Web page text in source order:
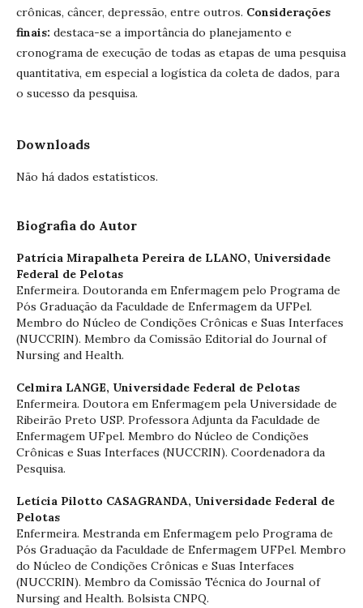
crônicas, câncer, depressão, entre outros. Considerações
finais: destaca-se a importância do planejamento e
cronograma de execução de todas as etapas de uma pesquisa
quantitativa, em especial a logística da coleta de dados, para
o sucesso da pesquisa.
Downloads
Não há dados estatísticos.
Biografia do Autor
Patrícia Mirapalheta Pereira de LLANO, Universidade
Federal de Pelotas
Enfermeira. Doutoranda em Enfermagem pelo Programa de
Pós Graduação da Faculdade de Enfermagem da UFPel.
Membro do Núcleo de Condições Crônicas e Suas Interfaces
(NUCCRIN). Membro da Comissão Editorial do Journal of
Nursing and Health.
Celmira LANGE, Universidade Federal de Pelotas
Enfermeira. Doutora em Enfermagem pela Universidade de
Ribeirão Preto USP. Professora Adjunta da Faculdade de
Enfermagem UFpel. Membro do Núcleo de Condições
Crônicas e Suas Interfaces (NUCCRIN). Coordenadora da
Pesquisa.
Letícia Pilotto CASAGRANDA, Universidade Federal de
Pelotas
Enfermeira. Mestranda em Enfermagem pelo Programa de
Pós Graduação da Faculdade de Enfermagem UFPel. Membro
do Núcleo de Condições Crônicas e Suas Interfaces
(NUCCRIN). Membro da Comissão Técnica do Journal of
Nursing and Health. Bolsista CNPQ.